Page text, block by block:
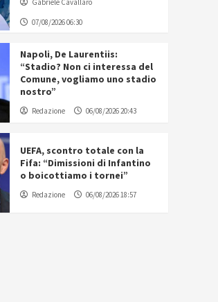
Gabriele Cavallaro
07/08/2026 06:30
Napoli, De Laurentiis:
“Stadio? Non ci interessa del
Comune, vogliamo uno stadio
nostro”
Redazione 06/08/2026 20:43
UEFA, scontro totale con la
Fifa: “Dimissioni di Infantino
o boicottiamo i tornei”
Redazione 06/08/2026 18:57